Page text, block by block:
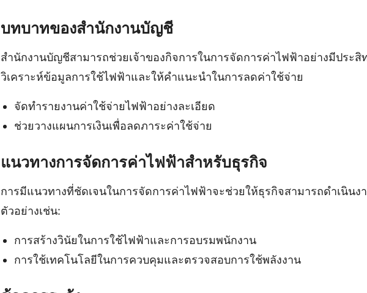
บทบาทของสำนักงานบัญชี
สำนักงานบัญชีสามารถช่วยเจ้าของกิจการในการจัดการค่าไฟฟ้าอย่างมีประสิ
วิเคราะห์ข้อมูลการใช้ไฟฟ้าและให้คำแนะนำในการลดค่าใช้จ่าย
จัดทำรายงานค่าใช้จ่ายไฟฟ้าอย่างละเอียด
ช่วยวางแผนการเงินเพื่อลดภาระค่าใช้จ่าย
แนวทางการจัดการค่าไฟฟ้าสำหรับธุรกิจ
การมีแนวทางที่ชัดเจนในการจัดการค่าไฟฟ้าจะช่วยให้ธุรกิจสามารถดำเนินง
ตัวอย่างเช่น:
การสร้างวินัยในการใช้ไฟฟ้าและการอบรมพนักงาน
การใช้เทคโนโลยีในการควบคุมและตรวจสอบการใช้พลังงาน